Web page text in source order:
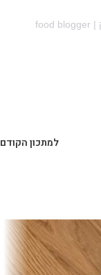
A post shared by Elita Ofek | אליטה אופק | food blogger
למתכון הקודם